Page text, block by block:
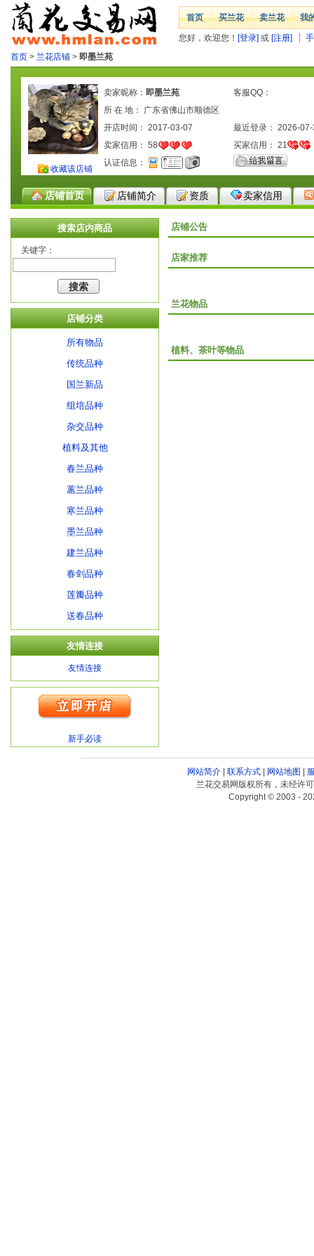
首页 买兰花 卖兰花 我
您好，欢迎您！ [登录] 或 [注册]
首页 > 兰花店铺 > 即墨兰苑
收藏该店铺
卖家昵称： 即墨兰苑
客服QQ：
所 在 地： 广东省佛山市顺德区
开店时间： 2017-03-07
最近登录： 2026-
卖家信用： 58 买家信用： 21
认证信息：
店铺首页 店铺简介 资质 卖家信用
搜索店内商品
关键字：
店铺分类
所有物品
传统品种
国兰新品
组培品种
杂交品种
植料及其他
春兰品种
蕙兰品种
寒兰品种
墨兰品种
建兰品种
春剑品种
莲瓣品种
送春品种
友情连接
友情连接
新手必读
店铺公告
店家推荐
兰花物品
植料、茶叶等物品
网站简介| 联系方式| 网站地图 |
兰花交易网版权所有，未经许
Copyright © 2003 -